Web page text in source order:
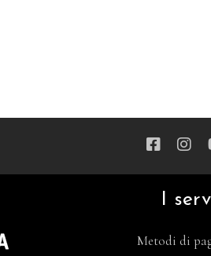
I
Metodi di